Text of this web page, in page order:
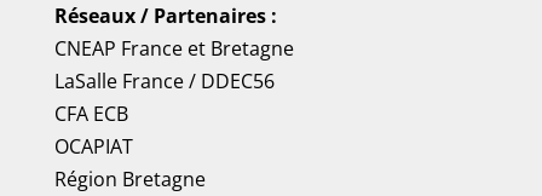
Réseaux / Partenaires :
CNEAP Franceet Bretagne
LaSalle France/ DDEC56
CFA ECB
OCAPIAT
Région Bretagne